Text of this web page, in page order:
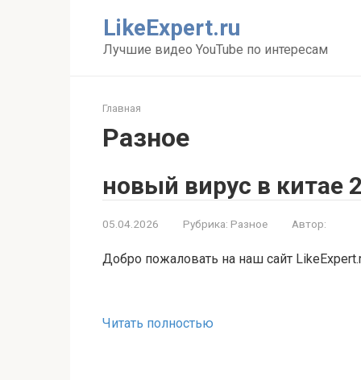
LikeExpert.ru
Лучшие видео YouTube по интересам
Главная
Разное
новый вирус в китае
05.04.2026 Рубрика: Разное Автор:
Добро пожаловать на наш сайт
Читать полностью